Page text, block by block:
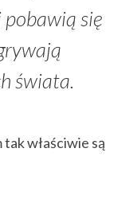
pobawią się
świata.
właściwie są